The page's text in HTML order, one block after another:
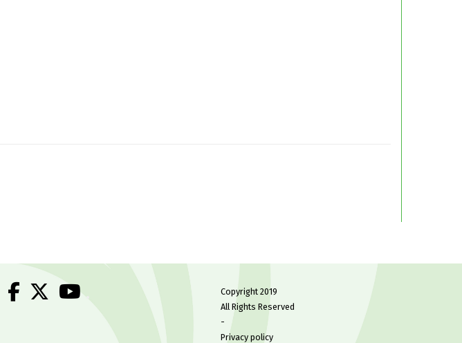
.
Copyright 2019
All Rights Reserved
-
Privacy policy